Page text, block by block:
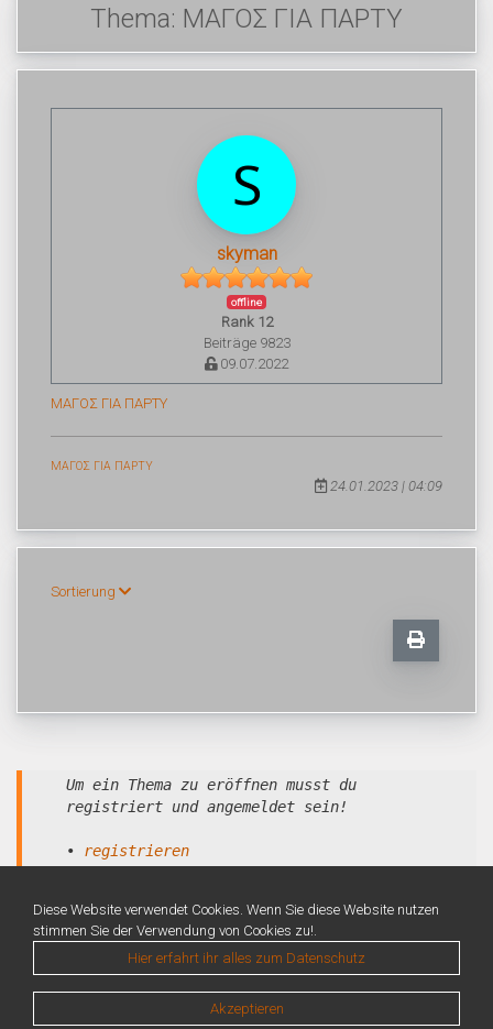
Thema: ΜΑΓΟΣ ΓΙΑ ΠΑΡΤΥ
skyman
offline
Rank 12
Beiträge 9823
09.07.2022
ΜΑΓΟΣ ΓΙΑ ΠΑΡΤΥ
ΜΑΓΟΣ ΓΙΑ ΠΑΡΤΥ
24.01.2023 | 04:09
Sortierung
Um ein Thema zu eröffnen musst du
registriert und angemeldet sein!
• registrieren
Diese Website verwendet Cookies. Wenn Sie diese Website nutzen
stimmen Sie der Verwendung von Cookies zu!.
Hier erfahrt ihr alles zum Datenschutz
Akzeptieren